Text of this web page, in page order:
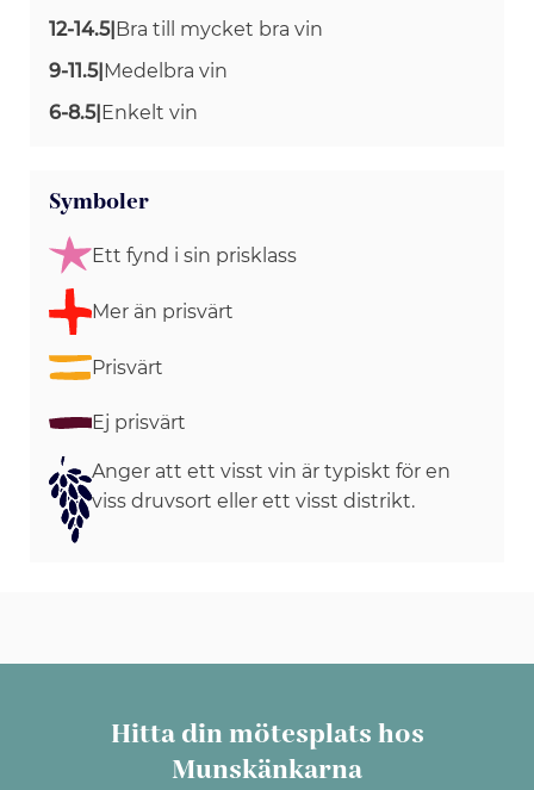
12-14.5|Bra till mycket bra vin
9-11.5|Medelbra vin
6-8.5|Enkelt vin
Symboler
Ett fynd i sin prisklass
Mer än prisvärt
Prisvärt
Ej prisvärt
Anger att ett visst vin är typiskt för en
viss druvsort eller ett visst distrikt.
Hitta din mötesplats hos
Munskänkarna